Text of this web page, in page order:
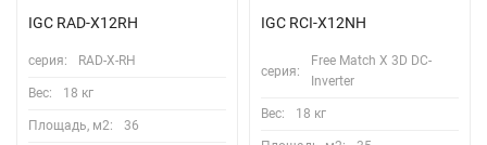
IGC RAD-X12RH
серия: RAD-X-RH
Вес: 18 кг
Площадь, м2: 36
IGC RCI-X12NH
серия:
Free Match Х 3D DC-
Inverter
Вес: 18 кг